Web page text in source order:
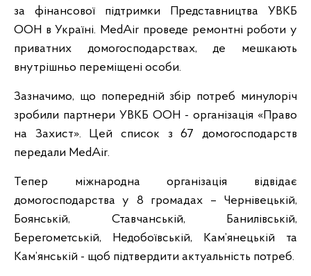
за фінансової підтримки Представництва УВКБ
ООН в Україні. MedAir проведе ремонтні роботи у
приватних домогосподарствах, де мешкають
внутрішньо переміщені особи.
Зазначимо, що попередній збір потреб минулоріч
зробили партнери УВКБ ООН - організація «Право
на Захист». Цей список з 67 домогосподарств
передали MedAir.
Тепер міжнародна організація відвідає
домогосподарства у 8 громадах – Чернівецькій,
Боянській, Ставчанській, Банилівській,
Берегометській, Недобоївській, Кам’янецькій та
Кам’янській - щоб підтвердити актуальність потреб.